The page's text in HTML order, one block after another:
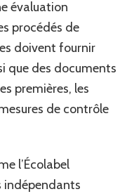
évaluation
procédés de
doivent fournir
que des documents
premières, les
de contrôle
l’Écolabel
indépendants